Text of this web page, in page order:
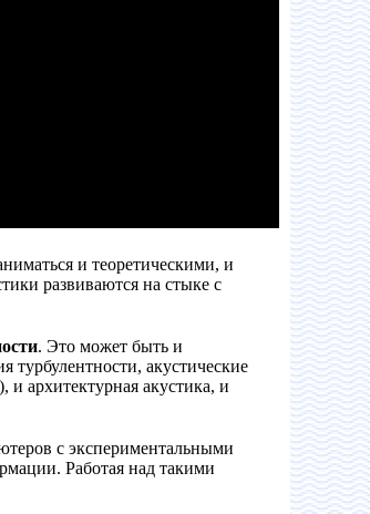
и теоретическими, и
развиваются на стыке с
. Это может быть и
турбулентности, акустические
и архитектурная акустика, и
с экспериментальными
Работая над такими